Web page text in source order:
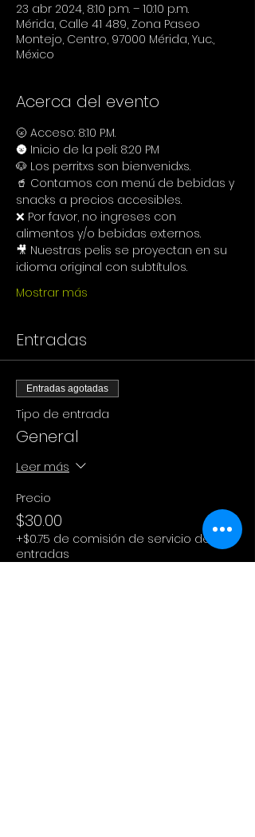
23 abr 2024, 8:10 p.m. – 10:10 p.m.
Mérida, Calle 41 489, Zona Paseo
Montejo, Centro, 97000 Mérida, Yuc.,
México
Acerca del evento
🌝 Acceso: 8:10 P.M.
🌚 Inicio de la peli: 8:20 PM
🐶 Los perritxs son bienvenidxs.
🥤 Contamos con menú de bebidas y
snacks a precios accesibles.
❌ Por favor, no ingreses con
alimentos y/o bebidas externos.
🎥 Nuestras pelis se proyectan en su
idioma original con subtítulos.
Mostrar más
Entradas
Entradas agotadas
Tipo de entrada
General
Leer más
Precio
$30.00
+$0.75 de comisión de servicio de
entradas